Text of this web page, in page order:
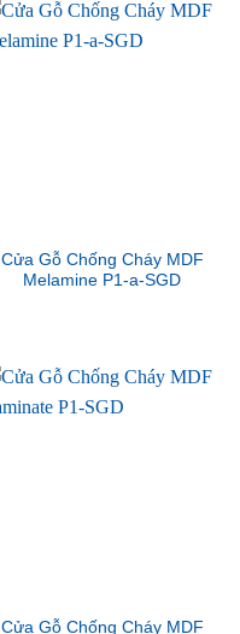
Cửa Gỗ Chống Cháy MDF
Melamine P1-a-SGD
Cửa Gỗ Chống Cháy MDF